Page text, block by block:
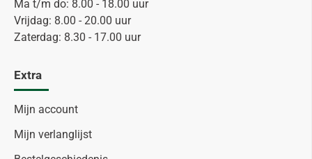
Ma t/m do: 8.00 - 18.00 uur
Vrijdag: 8.00 - 20.00 uur
Zaterdag: 8.30 - 17.00 uur
Extra
Mijn account
Mijn verlanglijst